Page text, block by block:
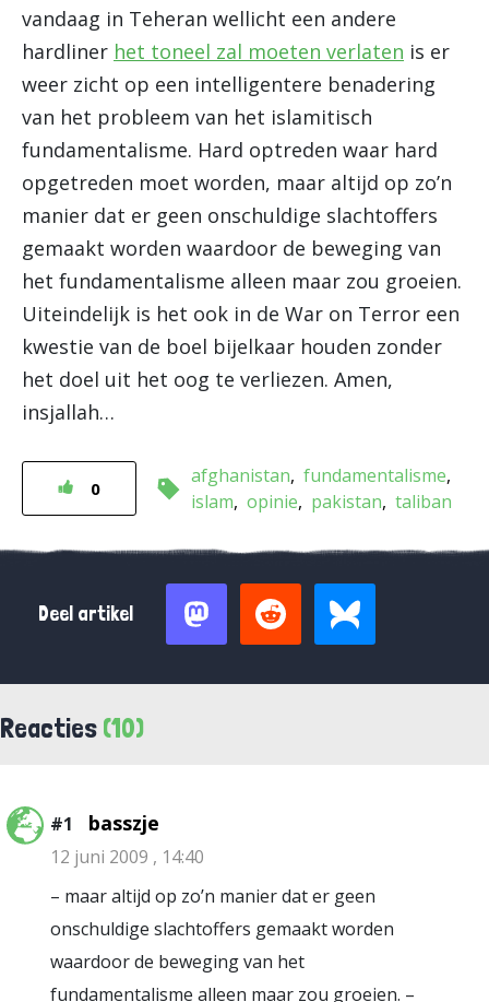
vandaag in Teheran wellicht een andere
hardliner het toneel zal moeten verlaten is er
weer zicht op een intelligentere benadering
van het probleem van het islamitisch
fundamentalisme. Hard optreden waar hard
opgetreden moet worden, maar altijd op zo’n
manier dat er geen onschuldige slachtoffers
gemaakt worden waardoor de beweging van
het fundamentalisme alleen maar zou groeien.
Uiteindelijk is het ook in de War on Terror een
kwestie van de boel bijelkaar houden zonder
het doel uit het oog te verliezen. Amen,
insjallah…
0
afghanistan fundamentalisme
islam opinie pakistan taliban
Deel artikel
Reacties (10)
#1 basszje
12 juni 2009 , 14:40
– maar altijd op zo’n manier dat er geen
onschuldige slachtoffers gemaakt worden
waardoor de beweging van het
fundamentalisme alleen maar zou groeien. –